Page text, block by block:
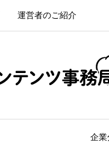
運営者のご紹介
企業